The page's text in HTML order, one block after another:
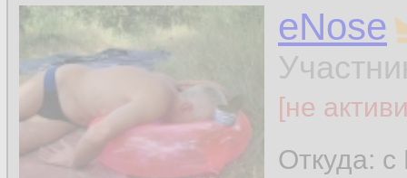
eNose
[не
Откуда: с